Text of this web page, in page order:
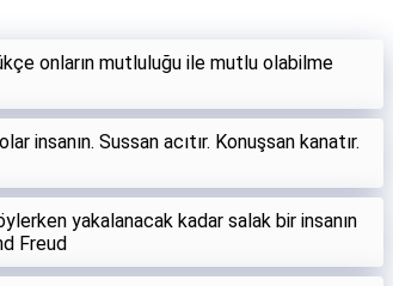
onların mutluluğu ile mutlu olabilme
insanın. Sussan acıtır. Konuşsan kanatır.
yakalanacak kadar salak bir insanın
Freud